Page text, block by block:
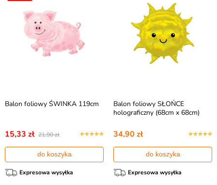
Balon foliowy ŚWINKA 119cm
15,33 zł 21,90 zł
do koszyka
Expresowa wysyłka
Balon foliowy SŁOŃCE
holograficzny (68cm x 68cm)
34,90 zł
do koszyka
Expresowa wysyłka